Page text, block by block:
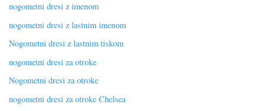
nogometni dresi z imenom
nogometni dresi z lastnim imenom
Nogometni dresi z lastnim tiskom
nogometni dresi za otroke
Nogometni dresi za otroke
nogometni dresi za otroke Chelsea